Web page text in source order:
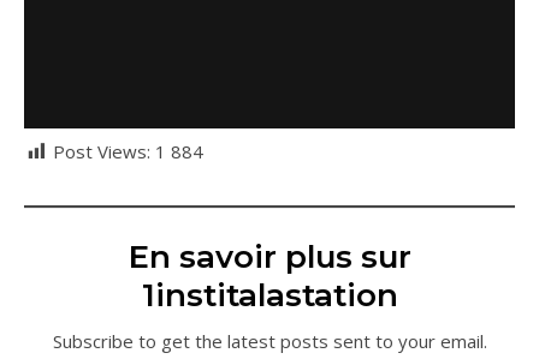
Post Views: 1 884
En savoir plus sur
1institalastation
Subscribe to get the latest posts sent to your email.